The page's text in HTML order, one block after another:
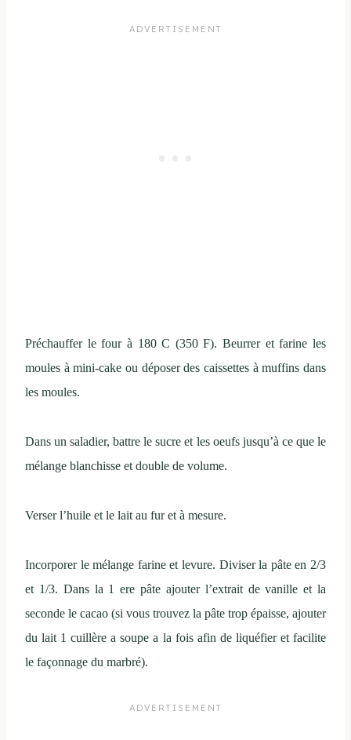
Préchauffer le four à 180 C (350 F). Beurrer et farine les
moules à mini-cake ou déposer des caissettes à muffins dans
les moules.
Dans un saladier, battre le sucre et les oeufs jusqu’à ce que le
mélange blanchisse et double de volume.
Verser l’huile et le lait au fur et à mesure.
Incorporer le mélange farine et levure. Diviser la pâte en 2/3
et 1/3. Dans la 1 ere pâte ajouter l’extrait de vanille et la
seconde le cacao (si vous trouvez la pâte trop épaisse, ajouter
du lait 1 cuillère a soupe a la fois afin de liquéfier et facilite
le façonnage du marbré).